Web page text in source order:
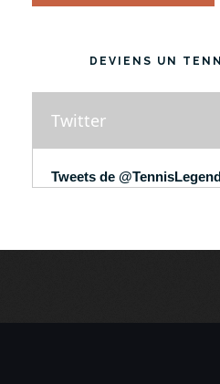
DEVIENS UN
Twitter
Tweets de